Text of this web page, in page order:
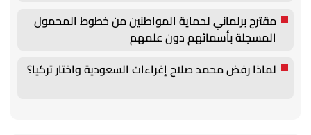
مقترح برلماني لحماية المواطنين من خطوط المحمول
المسجلة بأسمائهم دون علمهم
لماذا رفض محمد صلاح إغراءات السعودية واختار تركيا؟